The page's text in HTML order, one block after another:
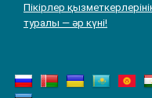
Пікірлер
туралы — әр күні!